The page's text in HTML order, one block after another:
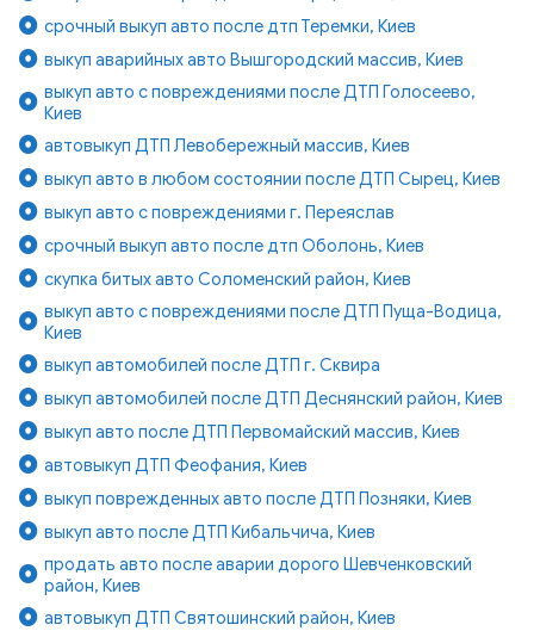
срочный выкуп авто после дтп Теремки, Киев
выкуп аварийных авто Вышгородский массив, Киев
выкуп авто с повреждениями после ДТП Голосеево,
Киев
автовыкуп ДТП Левобережный массив, Киев
выкуп авто в любом состоянии после ДТП Сырец, Киев
выкуп авто с повреждениями г. Переяслав
срочный выкуп авто после дтп Оболонь, Киев
скупка битых авто Соломенский район, Киев
выкуп авто с повреждениями после ДТП Пуща-Водица,
Киев
выкуп автомобилей после ДТП г. Сквира
выкуп автомобилей после ДТП Деснянский район, Киев
выкуп авто после ДТП Первомайский массив, Киев
автовыкуп ДТП Феофания, Киев
выкуп поврежденных авто после ДТП Позняки, Киев
выкуп авто после ДТП Кибальчича, Киев
продать авто после аварии дорого Шевченковский
район, Киев
автовыкуп ДТП Святошинский район, Киев